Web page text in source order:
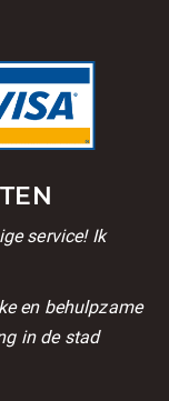
service! Ik
en behulpzame
in de stad